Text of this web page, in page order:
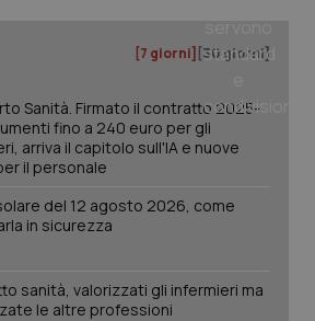
[7 giorni] [30 giorni]
Sanità. Firmato il contratto 2025-
fino a 240 euro per gli
arriva il capitolo sull'IA e nuove
il personale
del 12 agosto 2026, come
in sicurezza
sanità, valorizzati gli infermieri ma
le altre professioni